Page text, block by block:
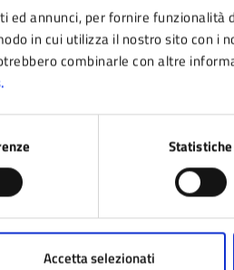
ed annunci, per fornire funzionalità
in cui utilizza il nostro sito con i
combinarle con altre
Statistiche
Accetta selezionati
5 stelle su 5
su 5
5